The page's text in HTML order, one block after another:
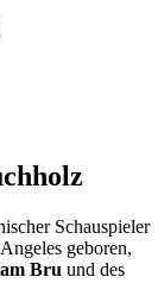
Schauspieler
geboren,
Bru und des